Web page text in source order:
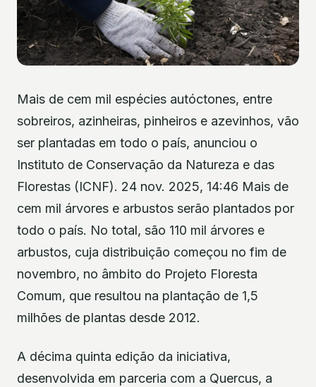
Mais de cem mil espécies autóctones, entre
sobreiros, azinheiras, pinheiros e azevinhos, vão
ser plantadas em todo o país, anunciou o
Instituto de Conservação da Natureza e das
Florestas (ICNF). 24 nov. 2025, 14:46 Mais de
cem mil árvores e arbustos serão plantados por
todo o país. No total, são 110 mil árvores e
arbustos, cuja distribuição começou no fim de
novembro, no âmbito do Projeto Floresta
Comum, que resultou na plantação de 1,5
milhões de plantas desde 2012.
A décima quinta edição da iniciativa,
desenvolvida em parceria com a Quercus, a